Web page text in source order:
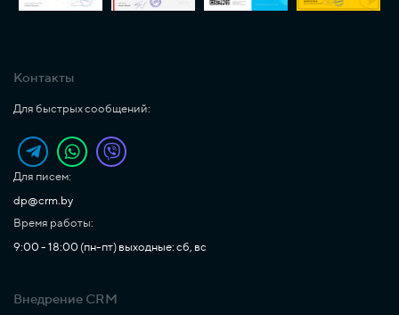
Контакты
Для быстрых сообщений:
Для писем:
dp@crm.by
Время работы:
9:00 - 18:00 (пн-пт) выходные: сб, вс
Внедрение CRM